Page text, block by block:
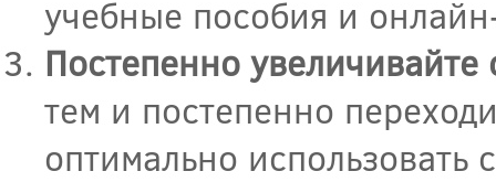
учебные пособия и
Постепенно увеличивайте
тем и постепенно
оптимально использовать